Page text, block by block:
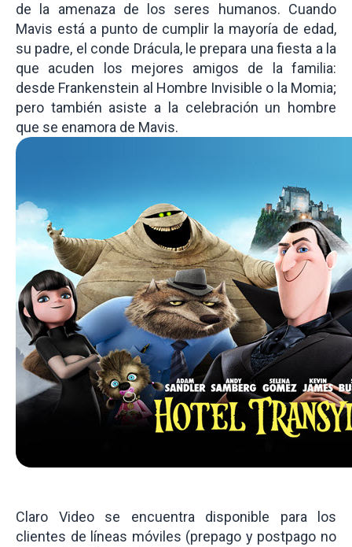
de la amenaza de los seres humanos. Cuando
Mavis está a punto de cumplir la mayoría de edad,
su padre, el conde Drácula, le prepara una fiesta a la
que acuden los mejores amigos de la familia:
desde Frankenstein al Hombre Invisible o la Momia;
pero también asiste a la celebración un hombre
que se enamora de Mavis.
Claro Video se encuentra disponible para los
clientes de líneas móviles (prepago y postpago no